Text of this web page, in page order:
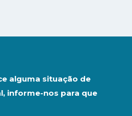
alguma situação de
informe-nos para que